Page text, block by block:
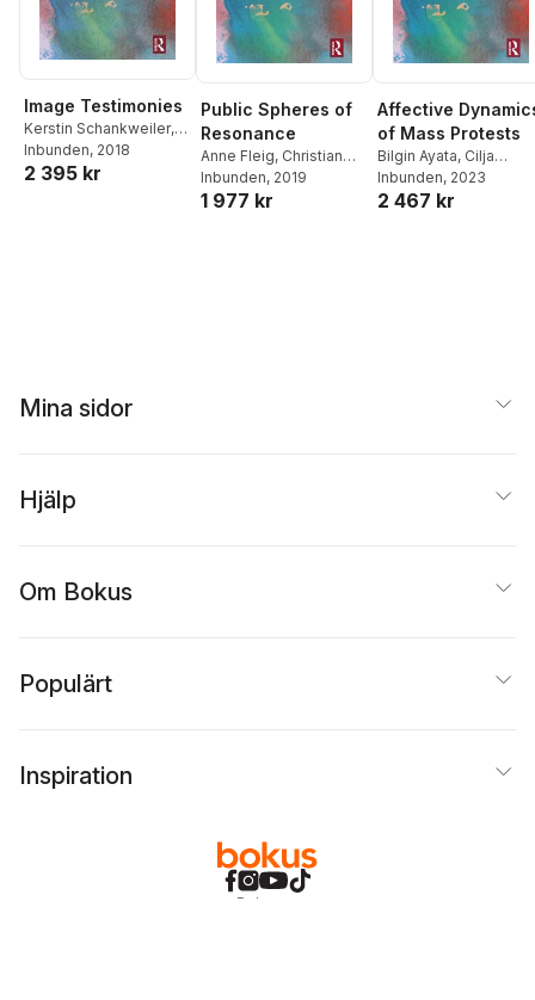
Image Testimonies
Kerstin Schankweiler,
Verena Straub,
Wendl
Inbunden, 2018
2 395 kr
Public Spheres of
Resonance
Anne Fleig, Christian
von Scheve
Inbunden, 2019
1 977 kr
Affective
of Mass Protests
Bilgin Ayata, Cilja
Harders
Inbunden, 2023
2 467 kr
Mina sidor
Hjälp
Om Bokus
Populärt
Inspiration
Bokus